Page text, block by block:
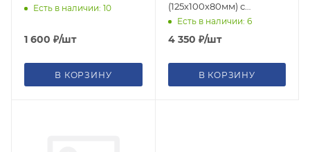
Есть в наличии: 10
1 600 ₽/шт
В КОРЗИНУ
(125х100х80мм) с
вентилятором (угловой)
Есть в наличии: 6
4 350 ₽/шт
В КОРЗИНУ